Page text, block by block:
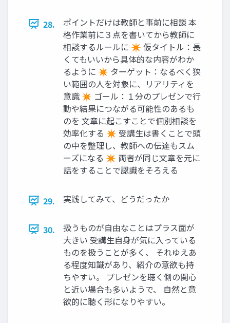
28.
ポイントだけは教師と事前に相談 本
格作業前に３点を書いてから教師に
相談するルールに ✴ 仮タイトル：長
くてもいいから具体的な内容がわか
るように ✴ ターゲット：なるべく狭
い範囲の人を対象に、リアリティを
意識 ✴ ゴール：１分のプレゼンで行
動や結果につながる可能性のあるも
のを 文章に起こすことで個別相談を
効率化する ✴ 受講生は書くことで頭
の中を整理し、教師への伝達もスム
ーズになる ✴ 両者が同じ文章を元に
話をすることで認識をそろえる
29. 実践してみて、どうだったか
30.
扱うものが自由なことはプラス面が
大きい 受講生自身が気に入っている
ものを扱うことが多く、 それゆえあ
る程度知識があり、紹介の意欲も持
ちやすい。 プレゼンを聴く側の関心
と近い場合も多いようで、 自然と意
欲的に聴く形になりやすい。